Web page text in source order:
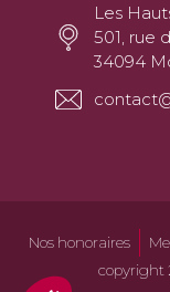
Les
501, rue
34094
Nos honoraires
copyright